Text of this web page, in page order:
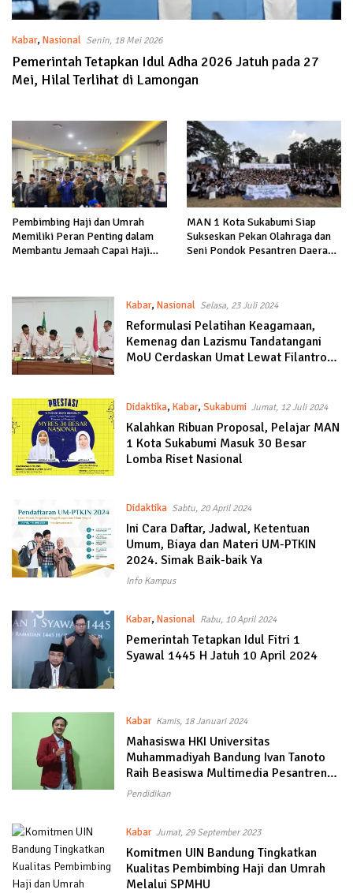
Kabar, Nasional Senin, 18 Mei 2026
Pemerintah Tetapkan Idul Adha 2026 Jatuh pada 27
Mei, Hilal Terlihat di Lamongan
Pembimbing Haji dan Umrah
Memiliki Peran Penting dalam
Membantu Jemaah Capai Haji
MAN 1 Kota Sukabumi Siap
Sukseskan Pekan Olahraga dan
Seni Pondok Pesantren Daerah
Kabar, Nasional Selasa, 23 Juli 2024
Reformulasi Pelatihan Keagamaan,
Kemenag dan Lazismu Tandatangani
MoU Cerdaskan Umat Lewat Filantropi
Didaktika, Kabar, Sukabumi Jumat, 12 Juli 2024
Kalahkan Ribuan Proposal, Pelajar MAN
1 Kota Sukabumi Masuk 30 Besar
Lomba Riset Nasional
Didaktika Sabtu, 20 April 2024
Ini Cara Daftar, Jadwal, Ketentuan
Umum, Biaya dan Materi UM-PTKIN
2024. Simak Baik-baik Ya
Info Kampus
Kabar, Nasional Rabu, 10 April 2024
Pemerintah Tetapkan Idul Fitri 1
Syawal 1445 H Jatuh 10 April 2024
Kabar Kamis, 18 Januari 2024
Mahasiswa HKI Universitas
Muhammadiyah Bandung Ivan Tanoto
Raih Beasiswa Multimedia Pesantren
Dana Abadi
Pendidikan
Kabar Jumat, 29 September 2023
Komitmen UIN Bandung Tingkatkan
Kualitas Pembimbing Haji dan Umrah
Melalui SPMHU